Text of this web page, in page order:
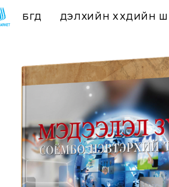
БҮГД ДЭЛХИЙН ХҮҮХДИЙН